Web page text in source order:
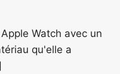
Watch avec un
qu'elle a